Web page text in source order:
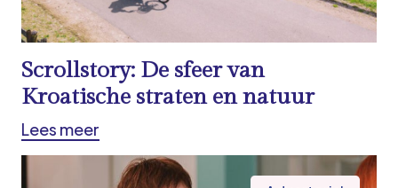
Scrollstory: De sfeer van
Kroatische straten en natuur
Lees meer